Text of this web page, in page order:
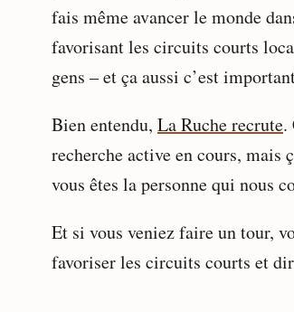
fais même avancer le monde
favorisant les circuits courts
gens – et ça aussi c’est
Bien entendu, La Ruche recrute.
recherche active en cours, mais
vous êtes la personne qui nous
Et si vous veniez faire un tour,
favoriser les circuits courts et